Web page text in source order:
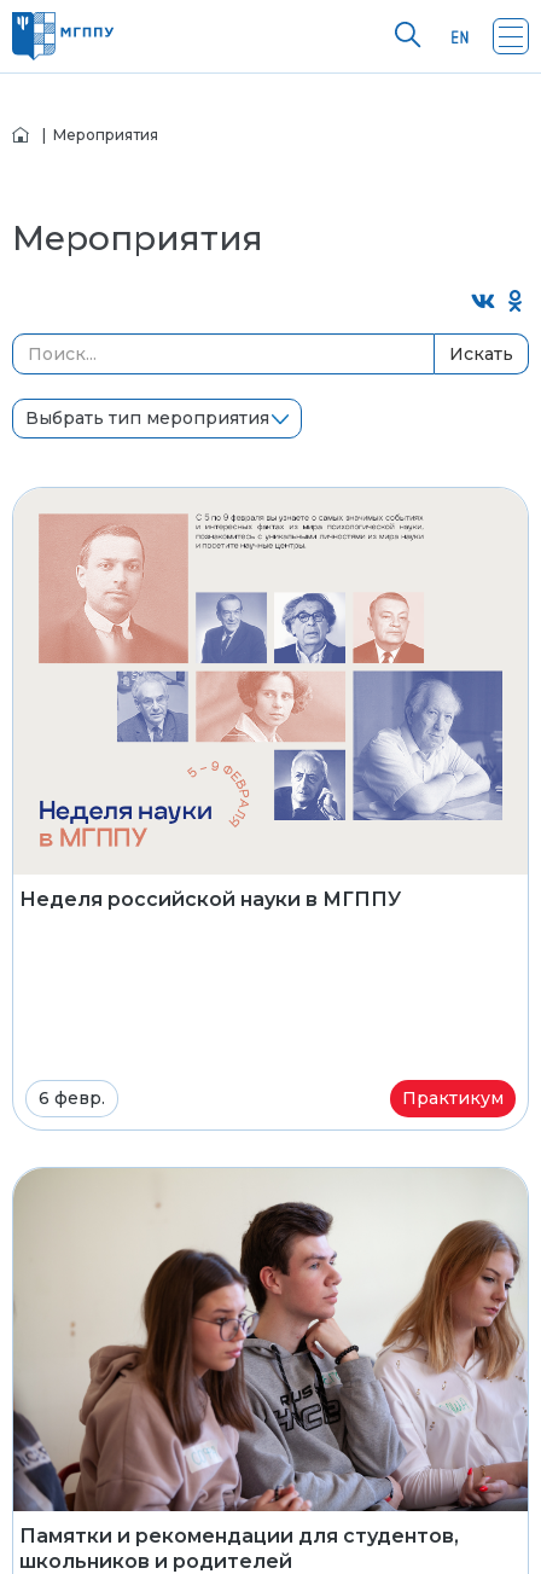
| Мероприятия
Мероприятия
Искать
Выбрать тип мероприятия
Неделя российской науки в МГППУ
6 февр. Практикум
Памятки и рекомендации для студентов,
школьников и родителей